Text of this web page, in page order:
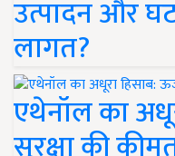
उत्पादन और
लागत?
एथेनॉल का